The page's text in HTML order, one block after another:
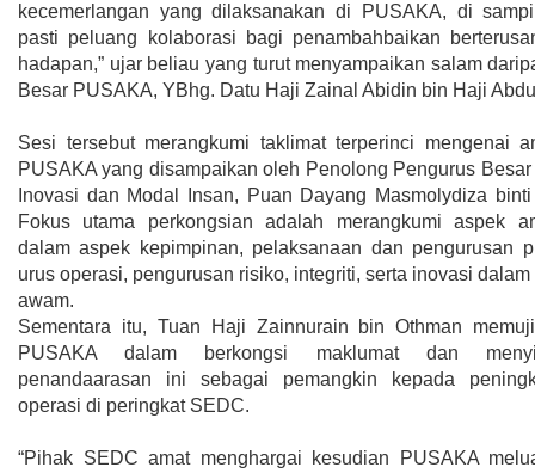
kecemerlangan yang dilaksanakan di PUSAKA, di
pasti peluang kolaborasi bagi penambahbaikan
hadapan,” ujar beliau yang turut menyampaikan salam
Besar PUSAKA, YBhg. Datu Haji Zainal Abidin bin Haji
Sesi tersebut merangkumi taklimat terperinci mengenai
PUSAKA yang disampaikan oleh Penolong Pengurus Besar
Inovasi dan Modal Insan, Puan Dayang Masmolydiza
Fokus utama perkongsian adalah merangkumi aspek
dalam aspek kepimpinan, pelaksanaan dan pengurusan
urus operasi, pengurusan risiko, integriti, serta inovasi
awam.
Sementara itu, Tuan Haji Zainnurain bin Othman
PUSAKA dalam berkongsi maklumat dan
penandaarasan ini sebagai pemangkin kepada
operasi di peringkat SEDC.
“Pihak SEDC amat menghargai kesudian PUSAKA